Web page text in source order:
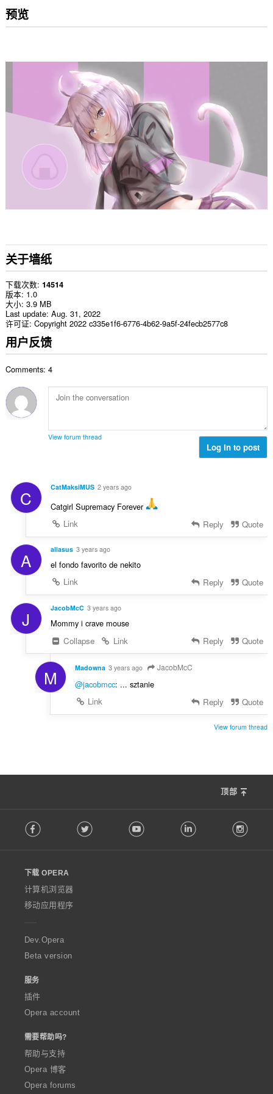
预览
关于墙纸
下载次数 14514
版本 1.0
大小 3.9 MB
Last update Aug. 31, 2022
许可证 Copyright 2022 c335e1f6-6776-4b62-9a5f-24fecb2577c8
用户反馈
Comments: 4
View forum thread
Log in to post
C CatMaksiMUS 2 years ago
Catgirl Supremacy Forever
Link
Reply Quote
A aliasus 3 years ago
el fondo favorito de nekito
Link
Reply Quote
J JacobMcC 3 years ago
Mommy i crave mouse
Collapse
Link Reply Quote
M Madowna 3 years ago JacobMcC
@jacobmcc: ... sztanie
Link
Reply Quote
View forum thread
顶部
o
w
O
p
e
a
Facebook Twitter Youtube LinkedIn
下载 OPERA
计算机浏览器
移动应用程序
Dev.Opera
Beta version
服务
插件
Opera account
需要帮助吗?
帮助与支持
Opera 博客
Opera forums